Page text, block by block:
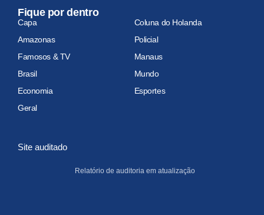
Fique por dentro
Capa
Coluna do Holanda
Amazonas
Policial
Famosos & TV
Manaus
Brasil
Mundo
Economia
Esportes
Geral
Site auditado
Relatório de auditoria em atualização